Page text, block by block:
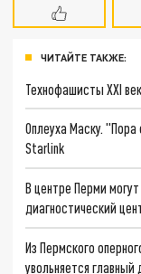
ЧИТАЙТЕ ТАКЖЕ:
Технофашисты XXI
Оплеуха Маску.
Starlink
В центре Перми
диагностический
Из Пермского
увольняется